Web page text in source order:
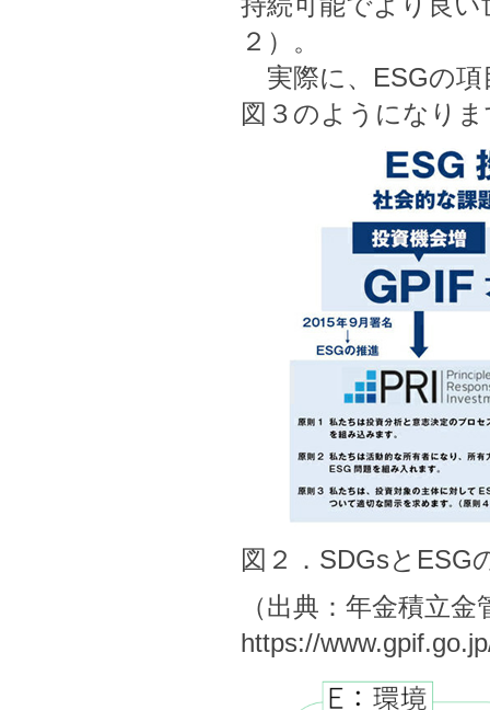
２）。
実際に、ESGの項
図３のようになり
図２．SDGsとESG
（出典：年金積立
https://